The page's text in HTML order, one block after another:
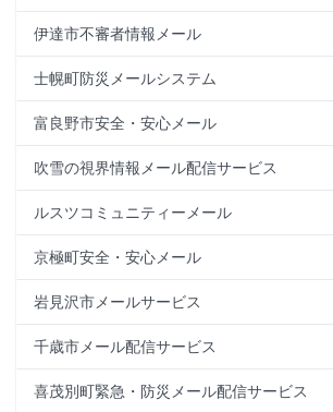
伊達市不審者情報メール
士幌町防災メールシステム
富良野市安全・安心メール
吹雪の視界情報メール配信サービス
ルスツコミュニティーメール
京極町安全・安心メール
岩見沢市メールサービス
千歳市メール配信サービス
喜茂別町緊急・防災メール配信サービス